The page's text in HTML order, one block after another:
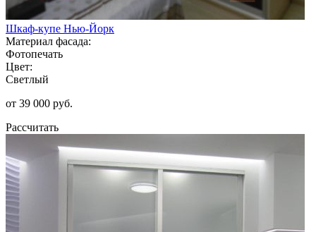
Шкаф-купе Нью-Йорк
Материал фасада:
Фотопечать
Цвет:
Светлый
от 39 000 руб.
Рассчитать